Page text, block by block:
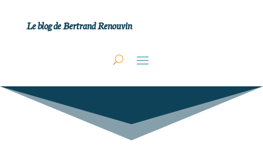
Le blog de Bertrand Renouvin